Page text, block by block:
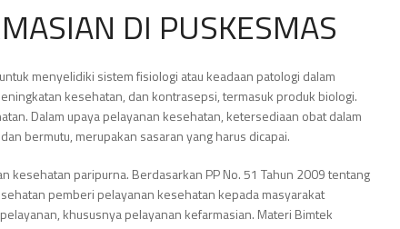
DI PUSKESMAS
menyelidiki sistem fisiologi atau keadaan patologi dalam
kesehatan, dan kontrasepsi, termasuk produk biologi.
Dalam upaya pelayanan kesehatan, ketersediaan obat dalam
bermutu, merupakan sasaran yang harus dicapai.
kesehatan paripurna. Berdasarkan PP No. 51 Tahun 2009 tentang
pemberi pelayanan kesehatan kepada masyarakat
khususnya pelayanan kefarmasian. Materi Bimtek